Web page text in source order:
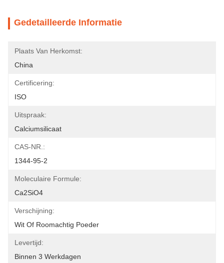
Gedetailleerde Informatie
Plaats Van Herkomst:
China
Certificering:
ISO
Uitspraak:
Calciumsilicaat
CAS-NR.:
1344-95-2
Moleculaire Formule:
Ca2SiO4
Verschijning:
Wit Of Roomachtig Poeder
Levertijd:
Binnen 3 Werkdagen